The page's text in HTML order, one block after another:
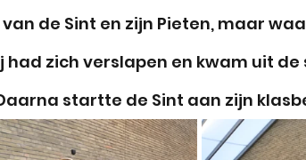
de Sint en zijn Pieten, maar
had zich verslapen en kwam uit
startte de Sint aan zijn